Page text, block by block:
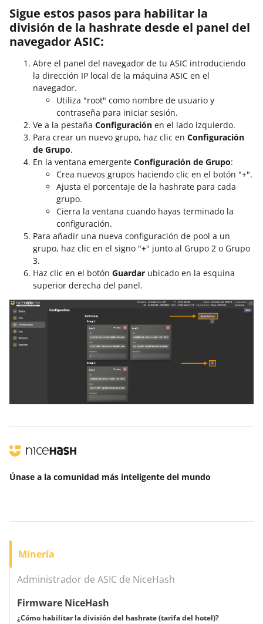
Sigue estos pasos para habilitar la
división de la hashrate desde el panel del
navegador ASIC:
Abre el panel del navegador de tu ASIC introduciendo
la dirección IP local de la máquina ASIC en el
navegador.
Utiliza "root" como nombre de usuario y
contraseña para iniciar sesión.
Ve a la pestaña Configuración en el lado izquierdo.
Para crear un nuevo grupo, haz clic en Configuración
de Grupo.
En la ventana emergente Configuración de Grupo:
Crea nuevos grupos haciendo clic en el botón "+".
Ajusta el porcentaje de la hashrate para cada
grupo.
Cierra la ventana cuando hayas terminado la
configuración.
Para añadir una nueva configuración de pool a un
grupo, haz clic en el signo "+" junto al Grupo 2 o Grupo
3.
Haz clic en el botón Guardar ubicado en la esquina
superior derecha del panel.
Únase a la comunidad más inteligente del mundo
Minería
Administrador de ASIC de NiceHash
Firmware NiceHash
¿Cómo habilitar la división del hashrate (tarifa del hotel)?